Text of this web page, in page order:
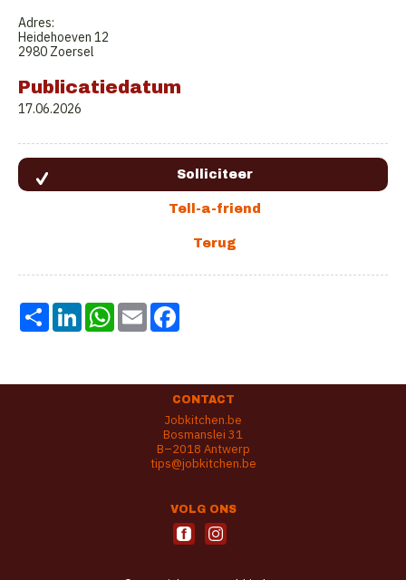
Adres:
Heidehoeven 12
2980 Zoersel
Publicatiedatum
17.06.2026
Share LinkedInWhatsApp
Email
CONTACT
Jobkitchen.be
Bosmanslei 31
B–2018 Antwerp
tips@jobkitchen.be
VOLG ONS